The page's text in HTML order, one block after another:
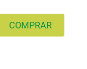
COMPRAR